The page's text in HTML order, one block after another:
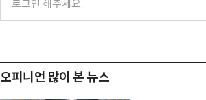
오피니언 많이 본 뉴스